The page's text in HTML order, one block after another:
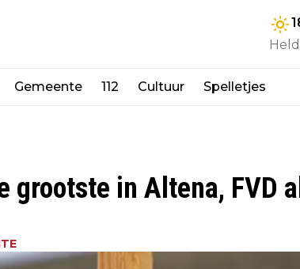
Gemeente 112 Cultuur Spelletjes
grootste in Altena, FVD